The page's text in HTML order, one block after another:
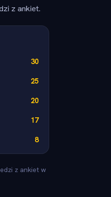
z ankiet.
30
25
20
17
8
z ankiet w